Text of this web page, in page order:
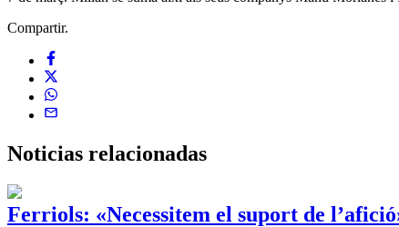
Compartir.
Noticias relacionadas
Ferriols: «Necessitem el suport de